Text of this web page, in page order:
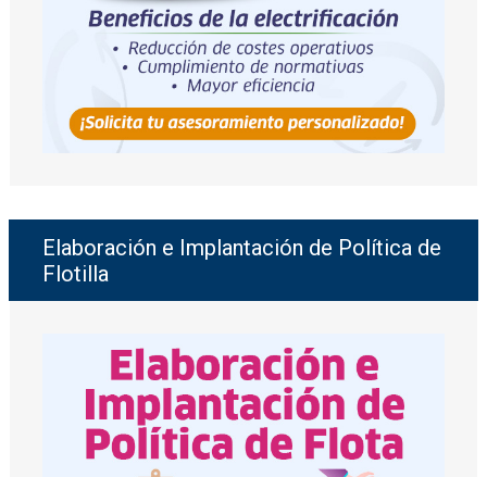
Elaboración e Implantación de Política de
Flotilla